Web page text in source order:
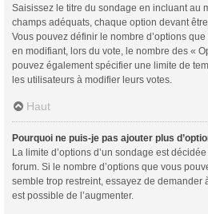
Saisissez le titre du sondage en incluant au
champs adéquats, chaque option devant
Vous pouvez définir le nombre d’options
en modifiant, lors du vote, le nombre des «
pouvez également spécifier une limite de
les utilisateurs à modifier leurs votes.
Haut
Pourquoi ne puis-je pas ajouter plus
La limite d’options d’un sondage est
forum. Si le nombre d’options que vous
semble trop restreint, essayez de demander
est possible de l’augmenter.